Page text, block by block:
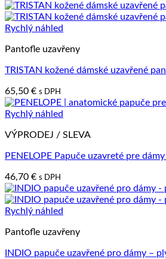
Rychlý náhled
Pantofle uzavřeny
TRISTAN kožené dámské uzavřené
65,50 € s DPH
Rychlý náhled
VÝPRODEJ / SLEVA
PENELOPE Papuče uzavreté pre
46,70 € s DPH
Rychlý náhled
Pantofle uzavřeny
INDIO papuče uzavřené pro dámy –